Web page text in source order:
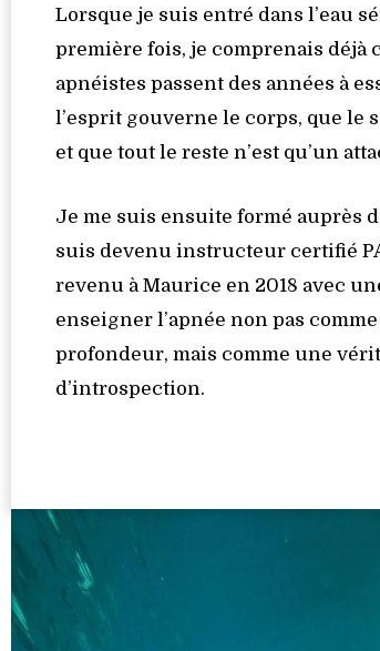
Lorsque je suis entré dans l’eau
première fois, je comprenais déjà
apnéistes passent des années à
l’esprit gouverne le corps, que le
et que tout le reste n’est qu’un
Je me suis ensuite formé auprès
suis devenu instructeur certifié
revenu à Maurice en 2018 avec
enseigner l’apnée non pas
profondeur, mais comme une
d’introspection.